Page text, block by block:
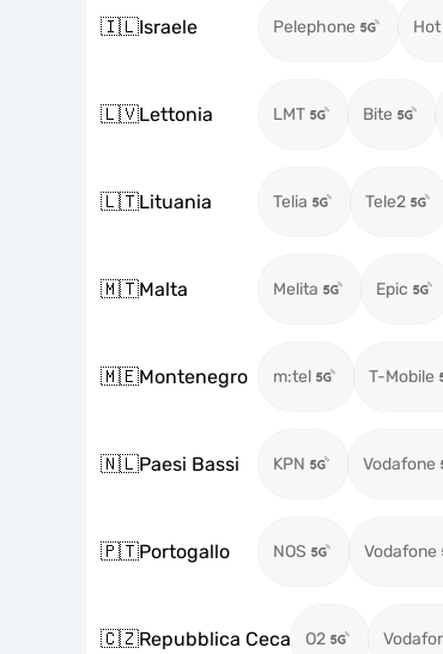
🇮🇱Israele Pelephone
🇱🇻Lettonia LMT Bite
🇱🇹Lituania Telia Tele2
🇲🇹Malta Melita Epic
🇲🇪Montenegro m:tel T-Mobile
🇳🇱Paesi Bassi KPN Vodafone
🇵🇹Portogallo NOS Vodafone
🇨🇿Repubblica Ceca O2